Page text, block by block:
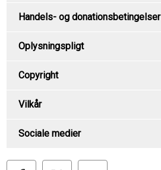
Handels- og donationsbetingelser
Oplysningspligt
Copyright
Vilkår
Sociale medier